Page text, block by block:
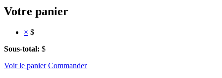
Votre panier
× $
Sous-total: $
Voir le panier Commander